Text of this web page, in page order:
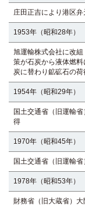
庄田正吉により港区
1953年（昭和28年）
旭運輸株式会社に改
策が石炭から液体燃
炭に替わり鉱砿石の
1954年（昭和29年）
国土交通省（旧運輸
得
1970年（昭和45年）
国土交通省（旧運輸
1978年（昭和53年）
財務省（旧大蔵省）